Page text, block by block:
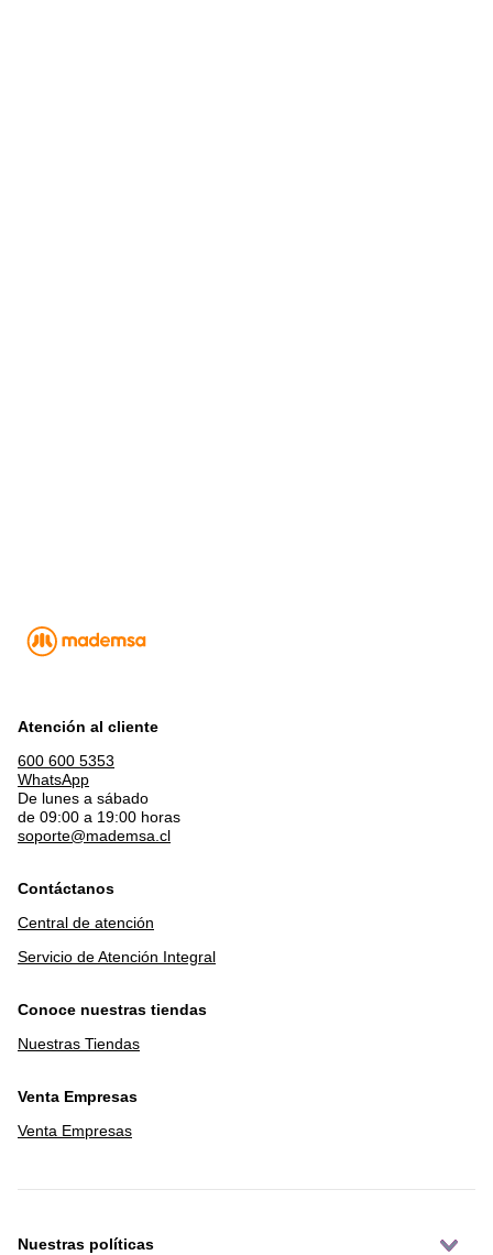
Atención al cliente
600 600 5353
WhatsApp
De lunes a sábado
de 09:00 a 19:00 horas
soporte@mademsa.cl
Contáctanos
Central de atención
Servicio de Atención Integral
Conoce nuestras tiendas
Nuestras Tiendas
Venta Empresas
Venta Empresas
Nuestras políticas